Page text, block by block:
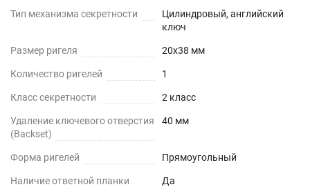
Тип механизма секретности
Цилиндровый, английский
ключ
Размер ригеля 20х38 мм
Количество ригелей 1
Класс секретности 2 класс
Удаление ключевого отверстия
(Backset)
40 мм
Форма ригелей Прямоугольный
Наличие ответной планки Да